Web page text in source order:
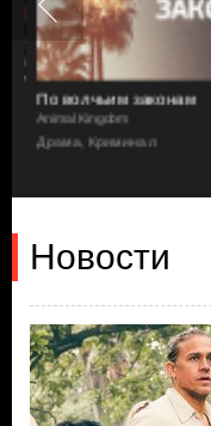
По волчьим законам
Animal Kingdom
Драма, Криминал
Новости